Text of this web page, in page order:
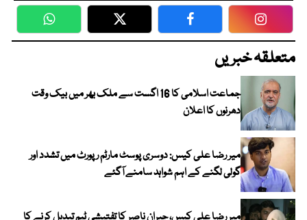
WhatsApp Twitter Facebook
متعلقہ خبریں
جماعت اسلامی کا 16 اگست سے ملک بھر میں بیک وقت
دھرنوں کا اعلان
میر رضا علی کیس: دوسری پوسٹ مارٹم رپورٹ میں تشدد اور
گولی لگنے کے اہم شواہد سامنے آگئے